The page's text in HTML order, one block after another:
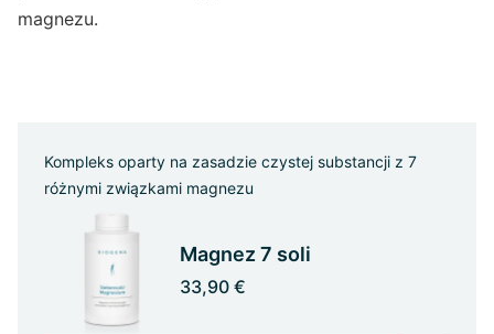
magnezu.
Kompleks oparty na zasadzie czystej substancji z 7
różnymi związkami magnezu
Magnez 7 soli
33,90 €